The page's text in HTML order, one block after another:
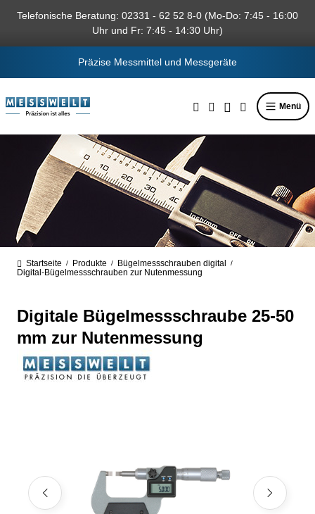
springen
Telefonische Beratung: 02331 - 62 52 8-0 (Mo-Do: 7:45 - 16:00
Uhr und Fr: 7:45 - 14:30 Uhr)
Präzise Messmittel und Messgeräte
Menü
Startseite / Produkte / Bügelmessschrauben digital /
Digital-Bügelmessschrauben zur Nutenmessung
Digitale Bügelmessschraube 25-50
mm zur Nutenmessung